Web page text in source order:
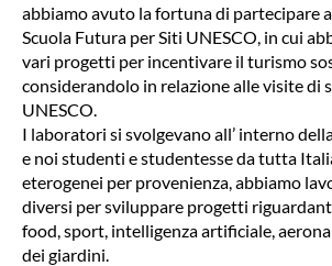
abbiamo avuto la fortuna di partecipare
Scuola Futura per Siti UNESCO, in cui
vari progetti per incentivare il turismo
considerandolo in relazione alle visite di
UNESCO.
I laboratori si svolgevano all’ interno
e noi studenti e studentesse da tutta
eterogenei per provenienza, abbiamo
diversi per sviluppare progetti
food, sport, intelligenza artificiale,
dei giardini.